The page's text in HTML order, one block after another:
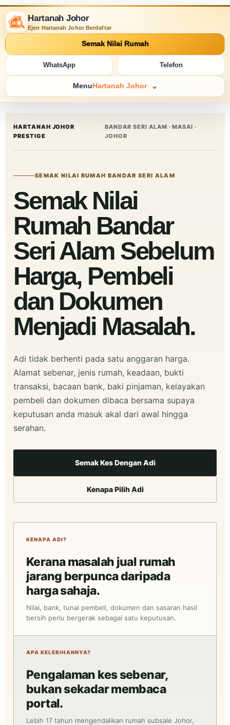
Hartanah Johor
Ejen Hartanah Johor Berdaftar
Semak Nilai Rumah
WhatsApp Telefon
Menu Hartanah Johor
HARTANAH JOHOR
PRESTIGE
BANDAR SERI ALAM · MASAI ·
JOHOR
SEMAK NILAI RUMAH BANDAR SERI ALAM
Semak Nilai
Rumah Bandar
Seri Alam Sebelum
Harga, Pembeli
dan Dokumen
Menjadi Masalah.
Adi tidak berhenti pada satu anggaran harga.
Alamat sebenar, jenis rumah, keadaan, bukti
transaksi, bacaan bank, baki pinjaman, kelayakan
pembeli dan dokumen dibaca bersama supaya
keputusan anda masuk akal dari awal hingga
serahan.
Semak Kes Dengan Adi
Kenapa Pilih Adi
KENAPA ADI?
Kerana masalah jual rumah
jarang berpunca daripada
harga sahaja.
Nilai, bank, tunai pembeli, dokumen dan sasaran hasil
bersih perlu bergerak sebagai satu keputusan.
APA KELEBIHANNYA?
Pengalaman kes sebenar,
bukan sekadar membaca
portal.
Lebih 17 tahun mengendalikan rumah subsale Johor,